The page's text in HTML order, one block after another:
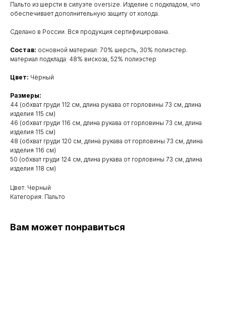
Пальто из шерсти в силуэте oversize. Изделие с подкладом, что
обеспечивает дополнительную защиту от холода.
Сделано в России. Вся продукция сертифицирована.
Состав: основной материал: 70% шерсть, 30% полиэстер.
материал подклада: 48% вискоза, 52% полиэстер
Цвет: Чёрный
Размеры:
44 (обхват груди 112 см, длина рукава от горловины 73 см, длина
изделия 115 см)
46 (обхват груди 116 см, длина рукава от горловины 73 см, длина
изделия 115 см)
48 (обхват груди 120 см, длина рукава от горловины 73 см, длина
изделия 116 см)
50 (обхват груди 124 см, длина рукава от горловины 73 см, длина
изделия 118 см)
Цвет: Черный
Категория: Пальто
Вам может понравиться